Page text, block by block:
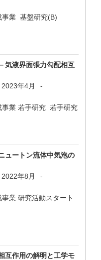
事業 基盤研究(B)
気液界面張力勾配相互
2023年4月 -
業 若手研究 若手研究
ュートン流体中気泡の
2022年8月 -
業 研究活動スタート
互作用の解明と工学モ